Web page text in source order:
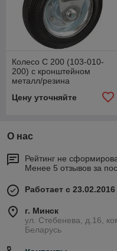
Колесо С 200 (103-010-
200) с кронштейном
металл/резина
Цену уточняйте
О нас
Рейтинг не
Менее 5 отзывов за
Работает с 23.02.2016
г. Минск
ул. Стебенева, д.16,
Беларусь